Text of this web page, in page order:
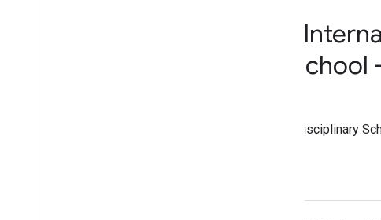
GDG on Campus
Multidisciplinary School
GDG on Campus International Multidisciplinary